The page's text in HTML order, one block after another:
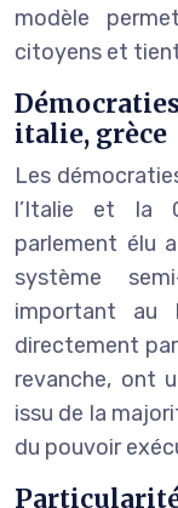
modèle
citoyens et
italie, grèce
Les
l’Italie et la
parlement élu
système
important au
directement par
revanche, ont
issu de la
du pouvoir